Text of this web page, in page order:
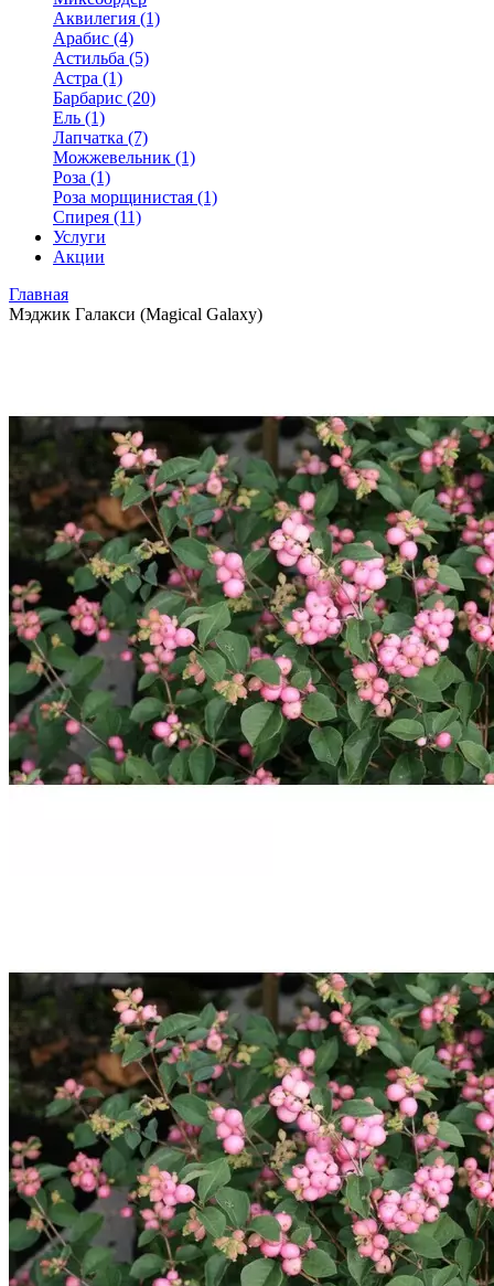
Аквилегия (1)
Арабис (4)
Астильба (5)
Астра (1)
Барбарис (20)
Ель (1)
Лапчатка (7)
Можжевельник (1)
Роза (1)
Роза морщинистая (1)
Спирея (11)
Услуги
Акции
Главная
Мэджик Галакси (Magical Galaxy)